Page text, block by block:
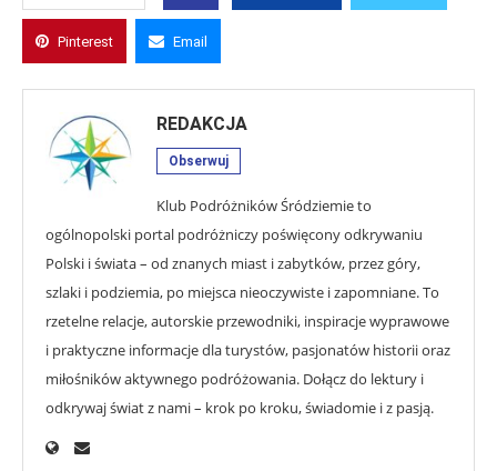
Pinterest Email
REDAKCJA
Obserwuj
Klub Podróżników Śródziemie to
ogólnopolski portal podróżniczy poświęcony odkrywaniu
Polski i świata – od znanych miast i zabytków, przez góry,
szlaki i podziemia, po miejsca nieoczywiste i zapomniane. To
rzetelne relacje, autorskie przewodniki, inspiracje wyprawowe
i praktyczne informacje dla turystów, pasjonatów historii oraz
miłośników aktywnego podróżowania. Dołącz do lektury i
odkrywaj świat z nami – krok po kroku, świadomie i z pasją.